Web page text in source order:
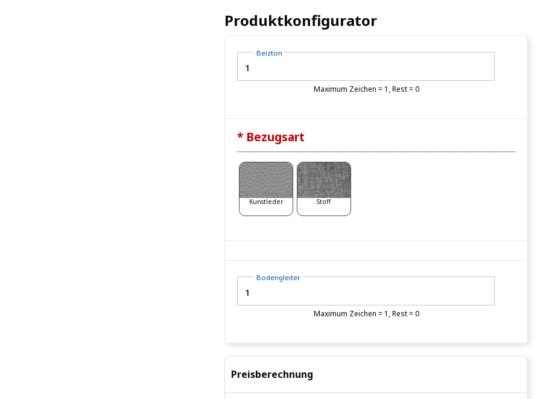
Produktkonfigurator
Beizton
Maximum Zeichen = 1, Rest =0
* Bezugsart
Kunstleder Stoff
Bodengleiter
Maximum Zeichen = 1, Rest =0
Preisberechnung